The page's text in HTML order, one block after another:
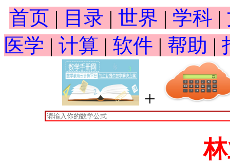
首页 | 目录 | 世界 | 学科 |
医学 | 计算 | 软件 | 帮助 |
+